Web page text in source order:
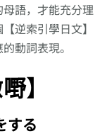
語，才能充分理
逆索引學日文】
動詞表現。
】
する